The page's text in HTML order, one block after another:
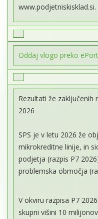
www.podjetniskisklad.si.
Oddaj vlogo preko
Rezultati že zaključenih
2026
SPS je v letu 2026 že
mikrokreditne linije, in
podjetja (razpis P7
problemska območja
V okviru razpisa P7
skupni višini 10